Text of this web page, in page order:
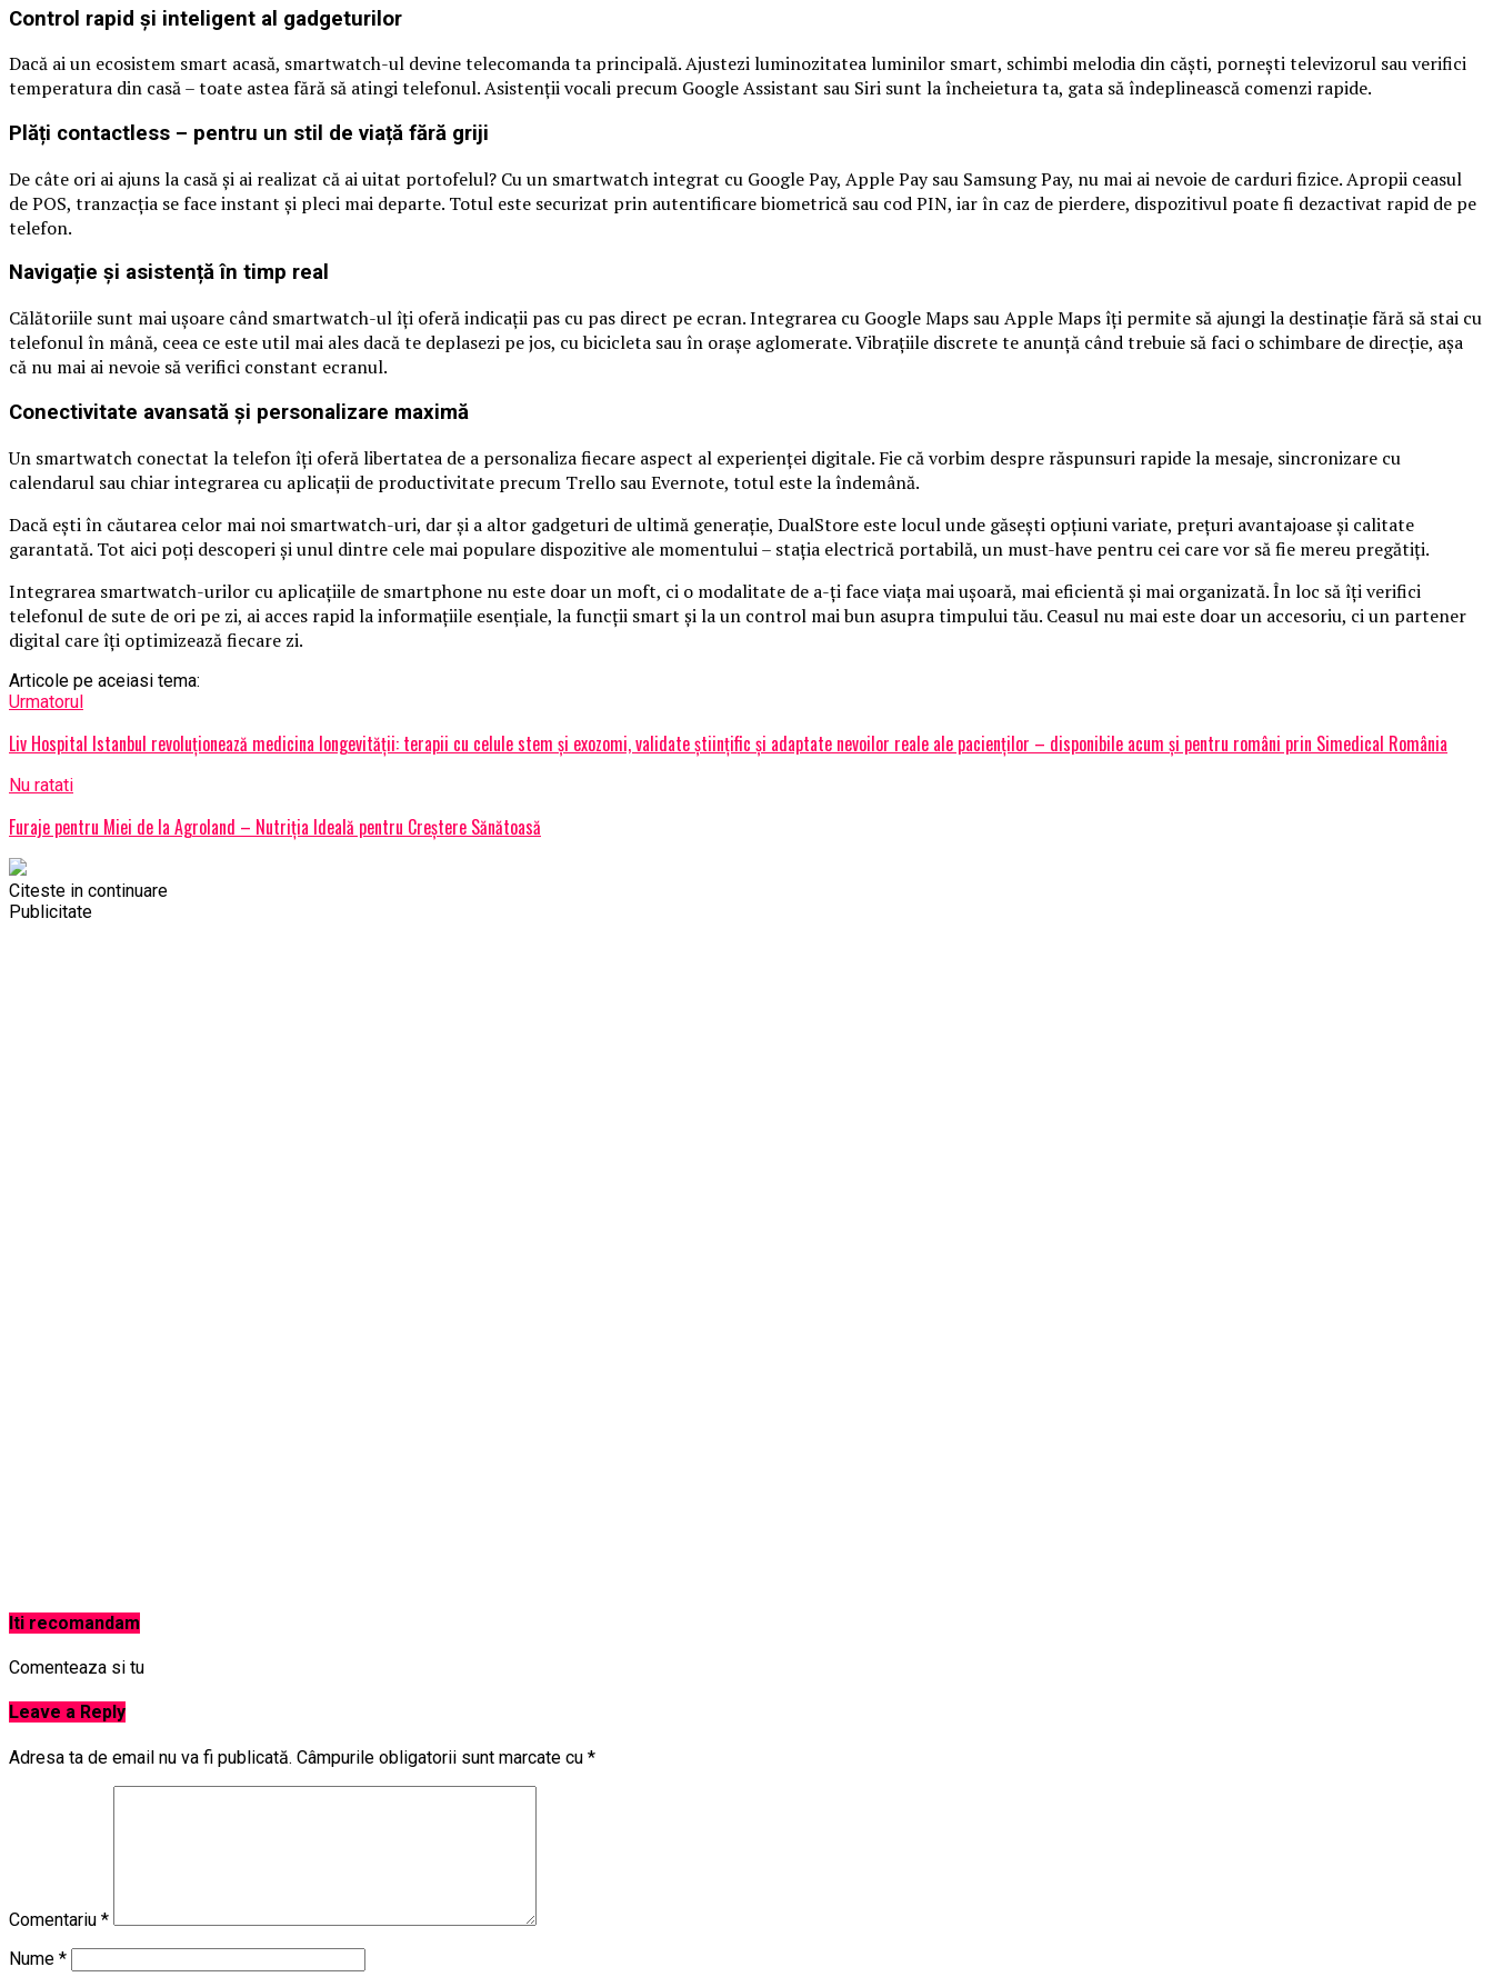
Control rapid și inteligent al gadgeturilor
Dacă ai un ecosistem smart acasă, smartwatch-ul devine telecomanda ta principală. Ajustezi luminozitatea luminilor smart, schimbi melodia din căști, pornești televizorul sau verifici
temperatura din casă – toate astea fără să atingi telefonul. Asistenții vocali precum Google Assistant sau Siri sunt la încheietura ta, gata să îndeplinească comenzi rapide.
Plăți contactless – pentru un stil de viață fără griji
De câte ori ai ajuns la casă și ai realizat că ai uitat portofelul? Cu un smartwatch integrat cu Google Pay, Apple Pay sau Samsung Pay, nu mai ai nevoie de carduri fizice. Apropii ceasul
de POS, tranzacția se face instant și pleci mai departe. Totul este securizat prin autentificare biometrică sau cod PIN, iar în caz de pierdere, dispozitivul poate fi dezactivat rapid de pe
telefon.
Navigație și asistență în timp real
Călătoriile sunt mai ușoare când smartwatch-ul îți oferă indicații pas cu pas direct pe ecran. Integrarea cu Google Maps sau Apple Maps îți permite să ajungi la destinație fără să stai cu
telefonul în mână, ceea ce este util mai ales dacă te deplasezi pe jos, cu bicicleta sau în orașe aglomerate. Vibrațiile discrete te anunță când trebuie să faci o schimbare de direcție, așa
că nu mai ai nevoie să verifici constant ecranul.
Conectivitate avansată și personalizare maximă
Un smartwatch conectat la telefon îți oferă libertatea de a personaliza fiecare aspect al experienței digitale. Fie că vorbim despre răspunsuri rapide la mesaje, sincronizare cu
calendarul sau chiar integrarea cu aplicații de productivitate precum Trello sau Evernote, totul este la îndemână.
Dacă ești în căutarea celor mai noi smartwatch-uri, dar și a altor gadgeturi de ultimă generație, DualStore este locul unde găsești opțiuni variate, prețuri avantajoase și calitate
garantată. Tot aici poți descoperi și unul dintre cele mai populare dispozitive ale momentului – stația electrică portabilă, un must-have pentru cei care vor să fie mereu pregătiți.
Integrarea smartwatch-urilor cu aplicațiile de smartphone nu este doar un moft, ci o modalitate de a-ți face viața mai ușoară, mai eficientă și mai organizată. În loc să îți verifici
telefonul de sute de ori pe zi, ai acces rapid la informațiile esențiale, la funcții smart și la un control mai bun asupra timpului tău. Ceasul nu mai este doar un accesoriu, ci un partener
digital care îți optimizează fiecare zi.
Articole pe aceiasi tema:
Urmatorul
Liv Hospital Istanbul revoluționează medicina longevității: terapii cu celule stem și exozomi, validate științific și adaptate nevoilor reale ale pacienților – disponibile acum și pentru români prin Simedical România
Nu ratati
Furaje pentru Miei de la Agroland – Nutriția Ideală pentru Creștere Sănătoasă
Citeste in continuare
Publicitate
Iti recomandam
Comenteaza si tu
Leave a Reply
Adresa ta de email nu va fi publicată. Câmpurile obligatorii sunt marcate cu *
Comentariu *
Nume *